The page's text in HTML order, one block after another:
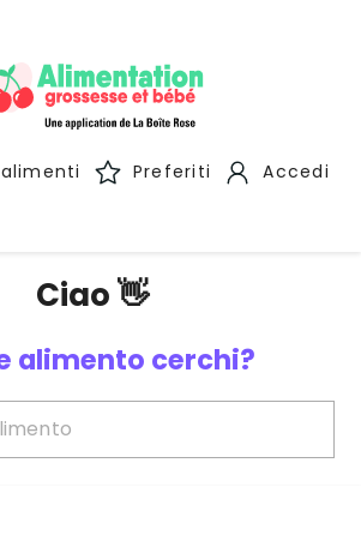
Preferiti Accedi
Ciao 👋
alimento cerchi?